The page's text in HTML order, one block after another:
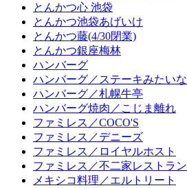
とんかつ心 池袋
とんかつ池袋あげいけ
とんかつ藤(4/30閉業)
とんかつ銀座梅林
ハンバーグ
ハンバーグ／ステーキみたいな
ハンバーグ／札幌牛亭
ハンバーグ焼肉／こじま離れ
ファミレス／COCO'S
ファミレス／デニーズ
ファミレス／ロイヤルホスト
ファミレス／不二家レストラン
メキシコ料理／エルトリート